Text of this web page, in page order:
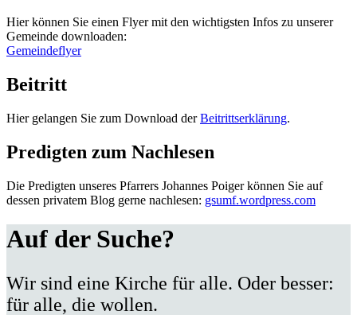
Hier können Sie einen Flyer mit den wichtigsten Infos zu unserer
Gemeinde downloaden:
Gemeindeflyer
Beitritt
Hier gelangen Sie zum Download derBeitrittserklärung.
Predigten zum Nachlesen
Die Predigten unseres Pfarrers Johannes Poiger können Sie auf
dessen privatem Blog gerne nachlesen: gsumf.wordpress.com
Auf der Suche?
Wir sind eine Kirche für alle. Oder besser:
für alle, die wollen.